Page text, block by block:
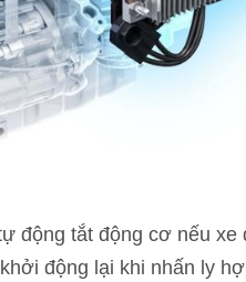
động tắt động cơ nếu
động lại khi nhấn ly